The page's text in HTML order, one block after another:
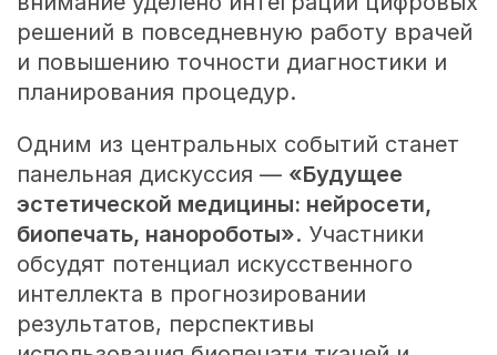
решений в повседневную работу врачей
и повышению точности диагностики и
планирования процедур.
Одним из центральных событий станет
панельная дискуссия — «Будущее
эстетической медицины: нейросети,
биопечать, нанороботы». Участники
обсудят потенциал искусственного
интеллекта в прогнозировании
результатов, перспективы